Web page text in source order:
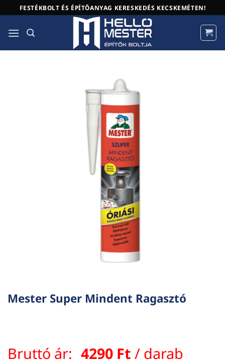
to
content
FESTÉKBOLT ÉS ÉPÍTŐANYAG KERESKEDÉS KECSKEMÉTEN!
Mester Super Mindent Ragasztó
Bruttó ár: 4290 Ft / darab